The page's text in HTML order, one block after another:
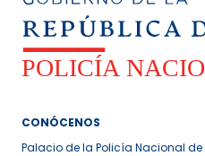
CONÓCENOS
Palacio de la Policía Nacional de